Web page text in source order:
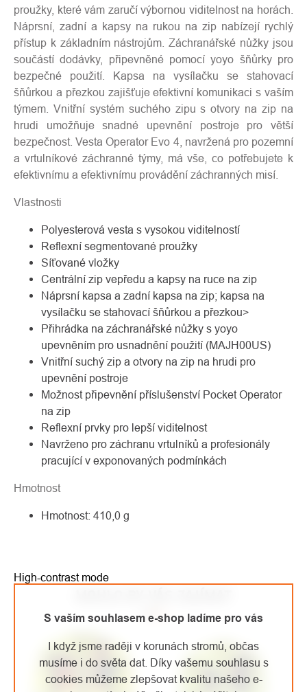
S vaším souhlasem e-shop ladíme pro vás
I když jsme raději v korunách stromů, občas
musíme i do světa dat. Díky vašemu souhlasu s
cookies můžeme zlepšovat kvalitu našeho e-
proužky, které vám zaručí výbornou viditelnost na horách.
Náprsní, zadní a kapsy na rukou na zip nabízejí rychlý
přístup k základním nástrojům. Záchranářské nůžky jsou
součástí dodávky, připevněné pomocí yoyo šňůrky pro
bezpečné použití. Kapsa na vysílačku se stahovací
šňůrkou a přezkou zajišťuje efektivní komunikaci s vaším
týmem. Vnitřní systém suchého zipu s otvory na zip na
hrudi umožňuje snadné upevnění postroje pro větší
bezpečnost. Vesta Operator Evo 4, navržená pro pozemní
a vrtulníkové záchranné týmy, má vše, co potřebujete k
efektivnímu a efektivnímu provádění záchranných misí.
Vlastnosti
Polyesterová vesta s vysokou viditelností
Reflexní segmentované proužky
Síťované vložky
Centrální zip vepředu a kapsy na ruce na zip
Náprsní kapsa a zadní kapsa na zip; kapsa na
vysílačku se stahovací šňůrkou a přezkou>
Přihrádka na záchranářské nůžky s yoyo
upevněním pro usnadnění použití (MAJH00US)
Vnitřní suchý zip a otvory na zip na hrudi pro
upevnění postroje
Možnost připevnění příslušenství Pocket Operator
na zip
Reflexní prvky pro lepší viditelnost
Navrženo pro záchranu vrtulníků a profesionály
pracující v exponovaných podmínkách
Hmotnost
Hmotnost: 410,0 g
High-contrast mode